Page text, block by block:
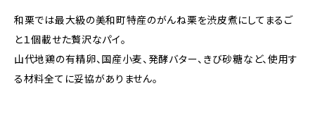
和栗では最大級の美和町特産のがんね栗を渋皮煮にしてまるご
と１個載せた贅沢なパイ。
山代地鶏の有精卵、国産小麦、発酵バター、きび砂糖など、使用す
る材料全てに妥協がありません。